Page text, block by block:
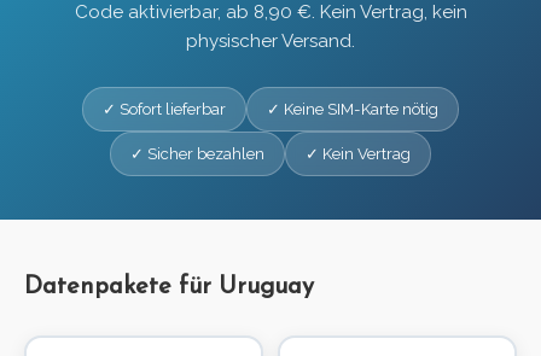
Code aktivierbar, ab 8,90 €. Kein Vertrag, kein
physischer Versand.
✓ Sofort lieferbar ✓ Keine SIM-Karte nötig
✓ Sicher bezahlen ✓ Kein Vertrag
Datenpakete für Uruguay